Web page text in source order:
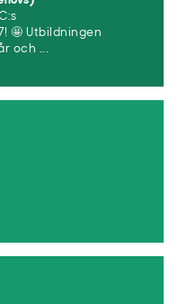
🤩 Utbildningen
och ...